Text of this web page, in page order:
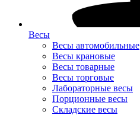
Весы
Весы автомобильные
Весы крановые
Весы товарные
Весы торговые
Лабораторные весы
Порционные весы
Складские весы